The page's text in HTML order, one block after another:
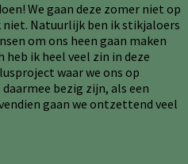
We gaan deze zomer niet op
niet. Natuurlijk ben ik stikjaloers
om ons heen gaan maken
heb ik heel veel zin in deze
waar we ons op
bezig zijn, als een
gaan we ontzettend veel